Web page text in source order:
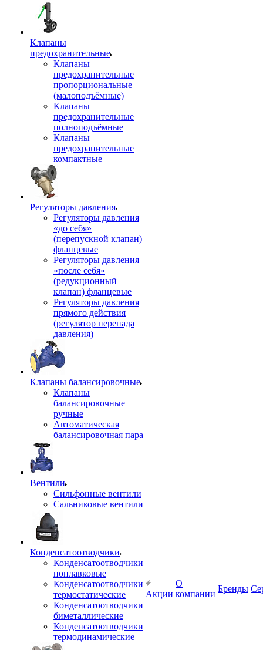
Клапаны
предохранительные
Клапаны
предохранительные
пропорциональные
(малоподъёмные)
Клапаны
предохранительные
полноподъёмные
Клапаны
предохранительные
компактные
Регуляторы давления
Регуляторы давления
«до себя»
(перепускной клапан)
фланцевые
Регуляторы давления
«после себя»
(редукционный
клапан) фланцевые
Регуляторы давления
прямого действия
(регулятор перепада
давления)
Клапаны балансировочные
Клапаны
балансировочные
ручные
Автоматическая
балансировочная пара
Вентили
Сильфонные вентили
Сальниковые вентили
Конденсатоотводчики
Конденсатоотводчики
поплавковые
Конденсатоотводчики
термостатические
Конденсатоотводчики
биметаллические
Конденсатоотводчики
термодинамические
Акции
О
компании
Бренды